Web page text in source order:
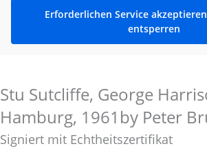
Erforderlichen Service
entsperren
Stu Sutcliffe, George
Hamburg, 1961by Peter
Signiert mit Echtheitszertifikat